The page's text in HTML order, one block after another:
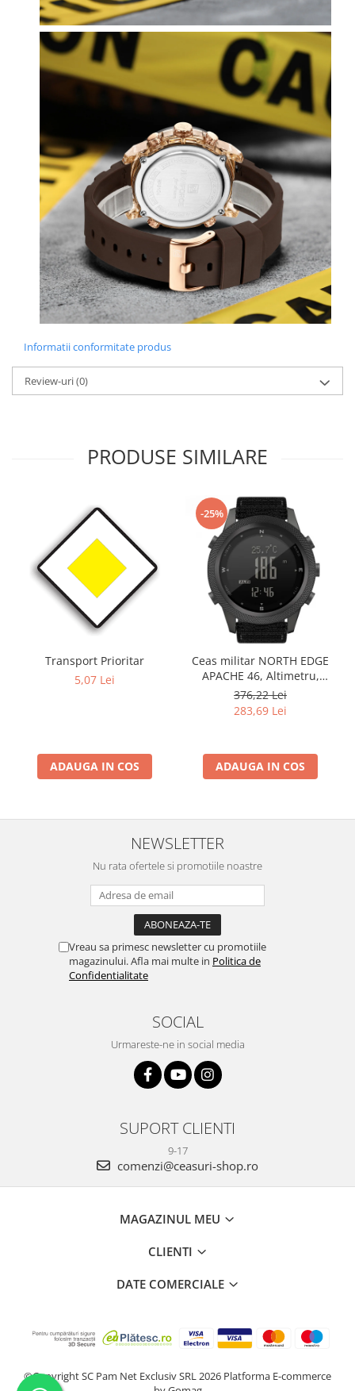
Informatii conformitate produs
Review-uri(0)
PRODUSE SIMILARE
Transport Prioritar
5,07 Lei
ADAUGA IN COS
-25%
Ceas militar NORTH EDGE
APACHE 46, Altimetru,
Barometru, Cronometru,
Termometru, Pedometru,
Busola
376,22 Lei
283,69 Lei
ADAUGA IN COS
NEWSLETTER
Nu rata ofertele si promotiile noastre
Vreau sa primesc newsletter cu promotiile
magazinului. Afla mai multe in Politica de
Confidentialitate
SOCIAL
Urmareste-ne in social media
SUPORT CLIENTI
9-17
comenzi@ceasuri-shop.ro
MAGAZINUL MEU
CLIENTI
DATE COMERCIALE
©Copyright SC Pam Net Exclusiv SRL 2026 Platforma E-commerce